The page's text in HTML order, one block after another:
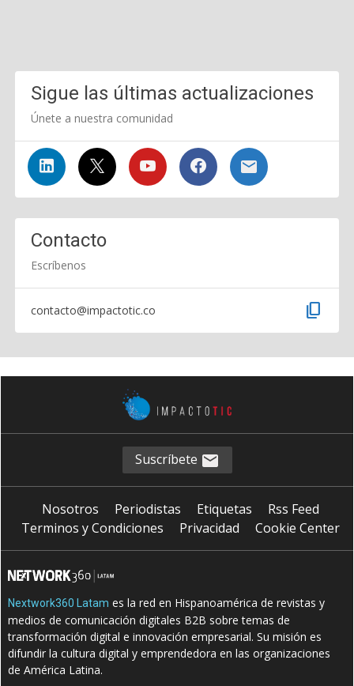
Sigue las últimas actualizaciones
Únete a nuestra comunidad
Contacto
Escríbenos
contacto@impactotic.co content_copy
Suscríbete
Nosotros Periodistas Etiquetas
Rss Feed
Terminos y Condiciones
Privacidad Cookie Center
Nextwork360 Latam es la red en Hispanoamérica de revistas y
medios de comunicación digitales B2B sobre temas de
transformación digital e innovación empresarial. Su misión es
difundir la cultura digital y emprendedora en las organizaciones
de América Latina.